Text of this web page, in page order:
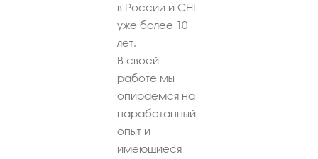
в России и СНГ
уже более 10
лет.
В своей
работе мы
опираемся на
наработанный
опыт и
имеющиеся